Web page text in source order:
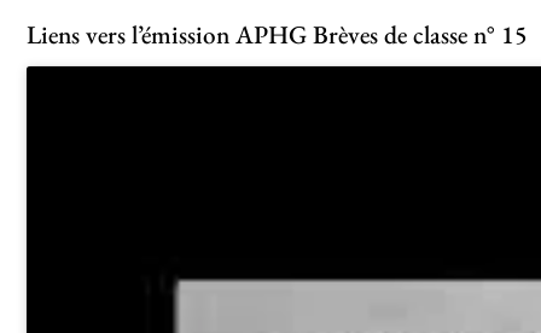
Liens vers l’émission APHG Brèves de classe n° 15